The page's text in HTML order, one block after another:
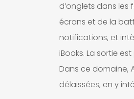
d’onglets dans les
écrans et de la
notifications, et
iBooks. La sortie
Dans ce domaine,
délaissées, en y